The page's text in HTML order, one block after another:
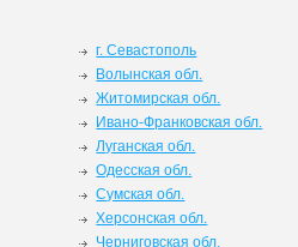
г. Севастополь
Волынская обл.
Житомирская обл.
Ивано-Франковская обл.
Луганская обл.
Одесская обл.
Сумская обл.
Херсонская обл.
Черниговская обл.